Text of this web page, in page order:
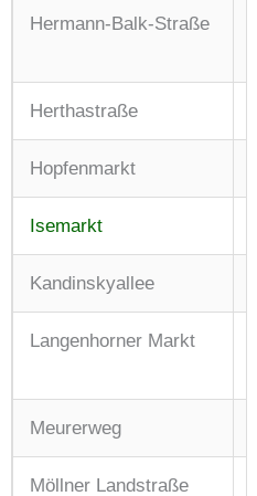
Hermann-Balk-Straße
Herthastraße
Hopfenmarkt
Isemarkt
Kandinskyallee
Langenhorner Markt
Meurerweg
Möllner Landstraße